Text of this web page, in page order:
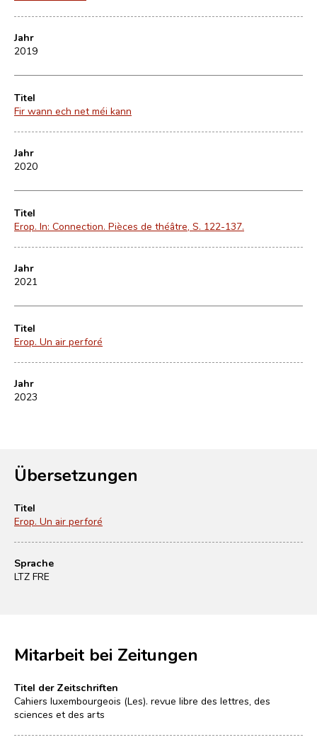
Jahr
2019
Titel
Fir wann ech net méi kann
Jahr
2020
Titel
Erop. In: Connection. Pièces de théâtre, S. 122-137.
Jahr
2021
Titel
Erop. Un air perforé
Jahr
2023
Übersetzungen
Titel
Erop. Un air perforé
Sprache
LTZ FRE
Mitarbeit bei Zeitungen
Titel der Zeitschriften
Cahiers luxembourgeois (Les). revue libre des lettres, des
sciences et des arts